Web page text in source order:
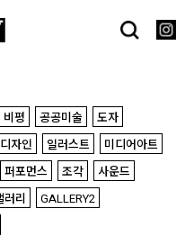
비평 공공미술
도자
디자인 일러스트
미디어아트
퍼포먼스 조각
사운드
러리
GALLERY2